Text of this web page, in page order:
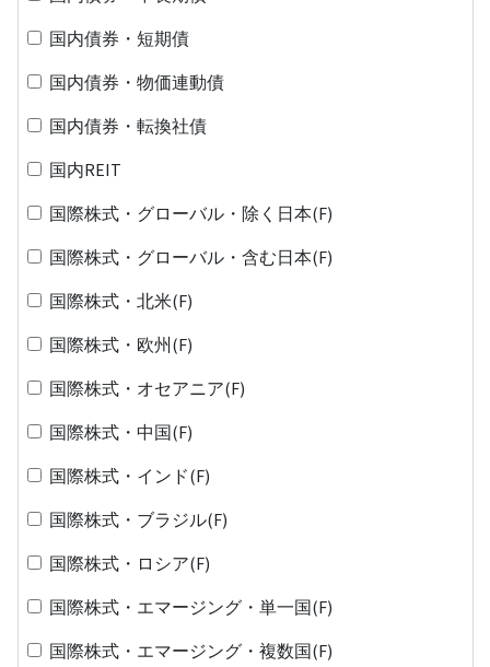
国内債券・短期債
国内債券・物価連動債
国内債券・転換社債
国内REIT
国際株式・グローバル・除く日本(F)
国際株式・グローバル・含む日本(F)
国際株式・北米(F)
国際株式・欧州(F)
国際株式・オセアニア(F)
国際株式・中国(F)
国際株式・インド(F)
国際株式・ブラジル(F)
国際株式・ロシア(F)
国際株式・エマージング・単一国(F)
国際株式・エマージング・複数国(F)